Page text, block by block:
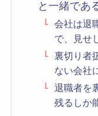
と一緒であ
会社は退
で、見せ
裏切り者
ない会社
退職者を
残るしか